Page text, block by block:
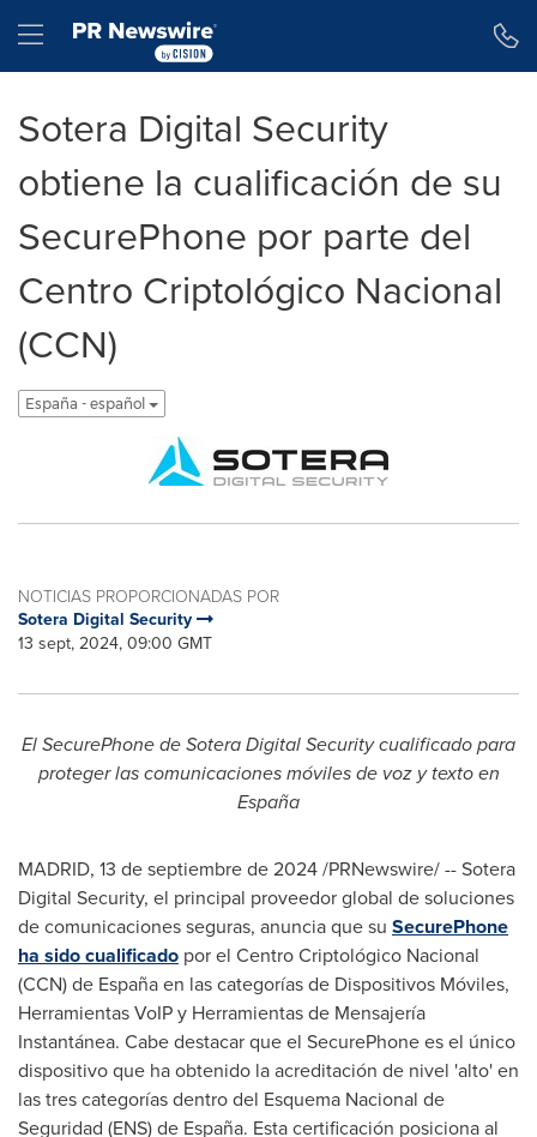
Hamburger menu
Sotera Digital Security
obtiene la cualificación de su
SecurePhone por parte del
Centro Criptológico Nacional
(CCN)
España - español
NOTICIAS PROPORCIONADAS POR
Sotera Digital Security
13 sept, 2024, 09:00 GMT
El SecurePhone de Sotera Digital Security cualificado para
proteger las comunicaciones móviles de voz y texto en
España
MADRID, 13 de septiembre de 2024/PRNewswire/ -- Sotera
Digital Security, el principal proveedor global de soluciones
de comunicaciones seguras, anuncia que su SecurePhone
ha sido cualificado por el Centro Criptológico Nacional
(CCN) de España en las categorías de Dispositivos Móviles,
Herramientas VoIP y Herramientas de Mensajería
Instantánea. Cabe destacar que el SecurePhone es el único
dispositivo que ha obtenido la acreditación de nivel 'alto' en
las tres categorías dentro del Esquema Nacional de
Seguridad (ENS) de España. Esta certificación posiciona al